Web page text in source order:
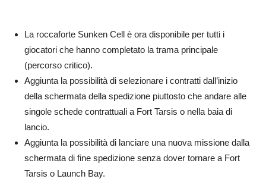
La roccaforte Sunken Cell è ora disponibile per tutti i
giocatori che hanno completato la trama principale
(percorso critico).
Aggiunta la possibilità di selezionare i contratti dall’inizio
della schermata della spedizione piuttosto che andare alle
singole schede contrattuali a Fort Tarsis o nella baia di
lancio.
Aggiunta la possibilità di lanciare una nuova missione dalla
schermata di fine spedizione senza dover tornare a Fort
Tarsis o Launch Bay.